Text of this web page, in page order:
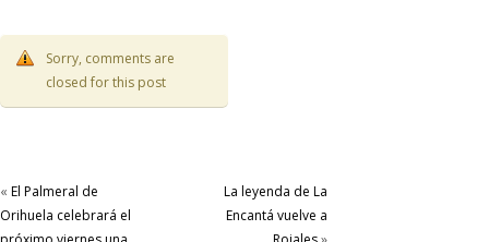
Sorry, comments are
closed for this post
« El Palmeral de
Orihuela celebrará el
La leyenda de La
Encantá vuelve a